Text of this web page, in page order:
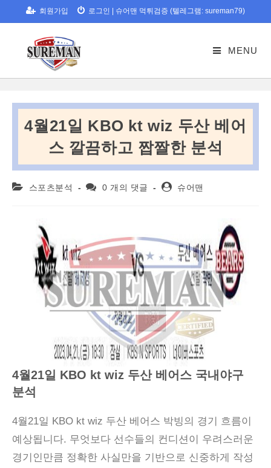
to
회원가입 로그인 슈어맨 먹튀검증 (텔레그램: sureman79)
MENU
4월21일 KBO kt wiz 두산 베어
스 깔끔하고 짭짤한 분석
Post 스포츠분석
Post0 개의 댓글
Post슈어맨
4월21일 KBO kt wiz 두산 베어스 국내야구
분석
4월21일 KBO kt wiz 두산 베어스 박빙의 경기 흐름이
예상됩니다. 무엇보다 선수들의 컨디션이 우려스러운
경기인만큼 정확한 사실만을 기반으로 신중하게 작성